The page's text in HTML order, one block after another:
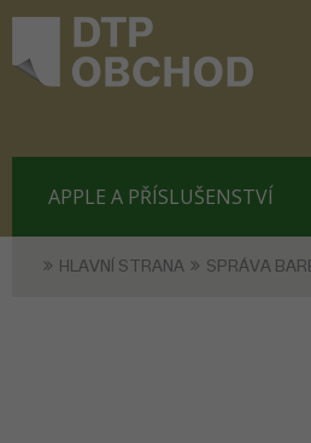
APPLE A PŘÍSLUŠENSTVÍ
HLAVNÍ STRANA SPRÁVA